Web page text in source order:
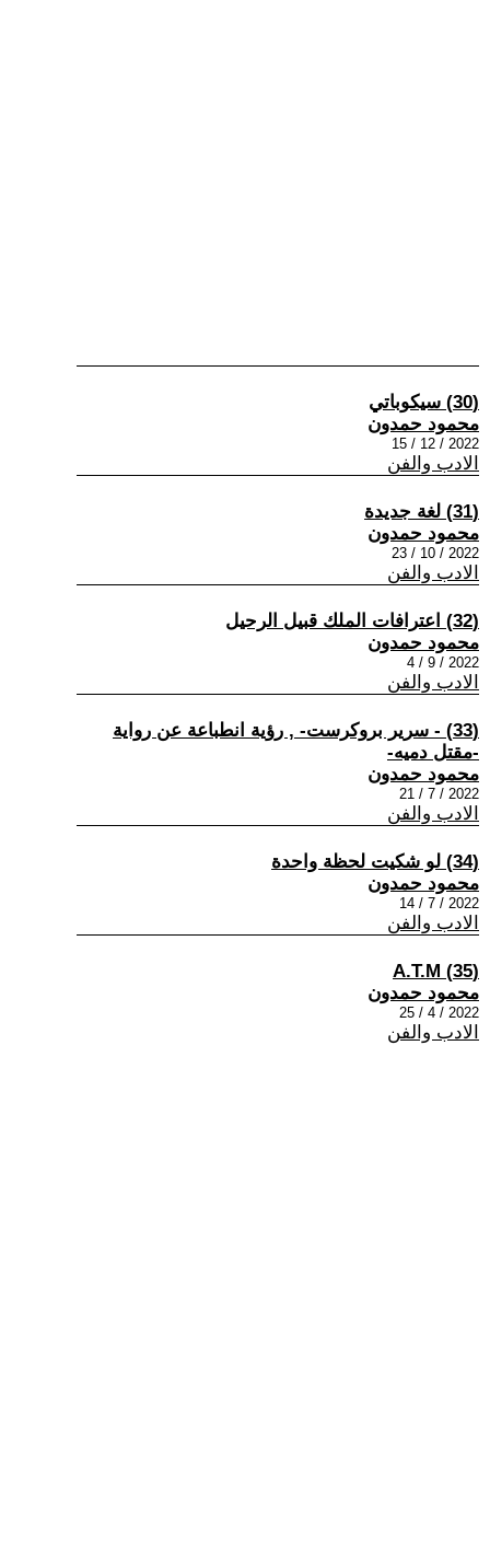
(30) سيكوباتي
محمود حمدون
2022 / 12 / 15
الادب والفن
(31) لغة جديدة
محمود حمدون
2022 / 10 / 23
الادب والفن
(32) اعترافات الملك قبيل الرحيل
محمود حمدون
2022 / 9 / 4
الادب والفن
(33) - سرير بروكرست- , رؤية انطباعة عن رواية
-مقتل دميه-
محمود حمدون
2022 / 7 / 21
الادب والفن
(34) لو شكيت لحظة واحدة
محمود حمدون
2022 / 7 / 14
الادب والفن
(35) A.T.M
محمود حمدون
2022 / 4 / 25
الادب والفن